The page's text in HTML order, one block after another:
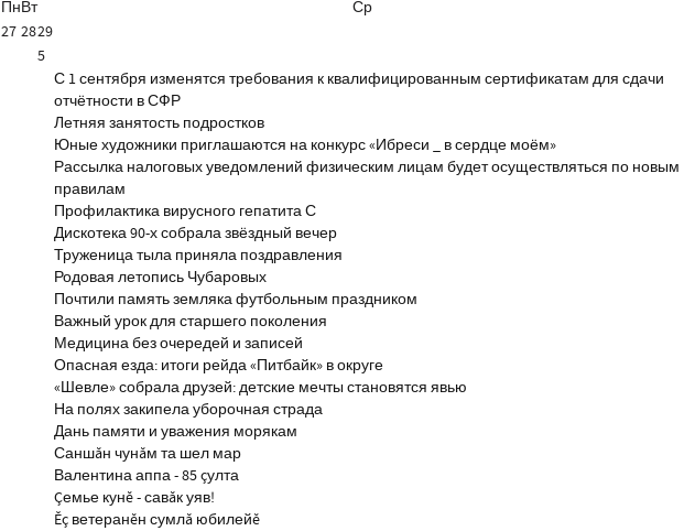
ПнВт Ср
27 2829
5
С 1 сентября изменятся требования к квалифицированным сертификатам для сдачи
отчётности в СФР
Летняя занятость подростков
Юные художники приглашаются на конкурс «Ибреси _ в сердце моём»
Рассылка налоговых уведомлений физическим лицам будет осуществляться по новым
правилам
Профилактика вирусного гепатита С
Дискотека 90-х собрала звёздный вечер
Труженица тыла приняла поздравления
Родовая летопись Чубаровых
Почтили память земляка футбольным праздником
Важный урок для старшего поколения
Медицина без очередей и записей
Опасная езда: итоги рейда «Питбайк» в округе
«Шевле» собрала друзей: детские мечты становятся явью
На полях закипела уборочная страда
Дань памяти и уважения морякам
Саншăн чунăм та шел мар
Валентина аппа - 85 çулта
Çемье кунĕ - савăк уяв!
Ĕç ветеранĕн сумлă юбилейĕ